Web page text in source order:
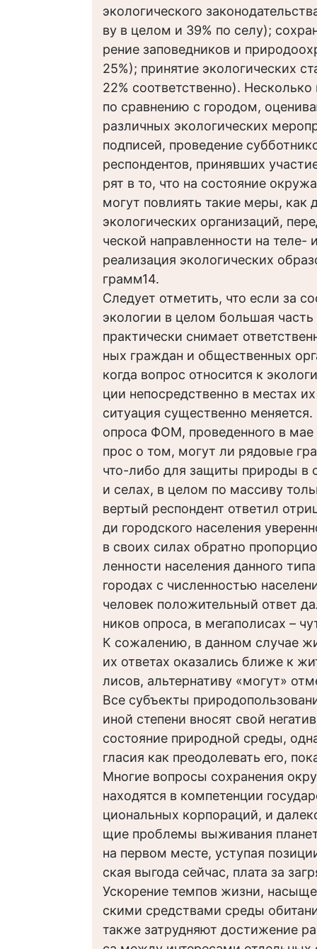
экологического
ву в целом и 39% по селу);
рение заповедников и
25%); принятие экологических
22% соответственно).
по сравнению с городом,
различных экологических
подписей, проведение
респондентов, принявших
рят в то, что на состояние
могут повлиять такие меры, как
экологических организаций,
ческой направленности на теле-
реализация экологических
грамм14.
Следует отметить, что если за
экологии в целом большая часть
практически снимает
ных граждан и общественных
когда вопрос относится к
ции непосредственно в местах
ситуация существенно
опроса ФОМ, проведенного в мае
прос о том, могут ли рядовые
что-либо для защиты природы в
и селах, в целом по массиву
вертый респондент ответил
ди городского населения
в своих силах обратно
ленности населения данного
городах с численностью
человек положительный ответ
ников опроса, в мегаполисах –
К сожалению, в данном случае
их ответах оказались ближе к
лисов, альтернативу «могут»
Все субъекты
иной степени вносят свой
состояние природной среды,
гласия как преодолевать его,
Многие вопросы сохранения
находятся в компетенции
циональных корпораций, и
щие проблемы выживания
на первом месте, уступая
ская выгода сейчас, плата за
Ускорение темпов жизни,
скими средствами среды
также затрудняют достижение